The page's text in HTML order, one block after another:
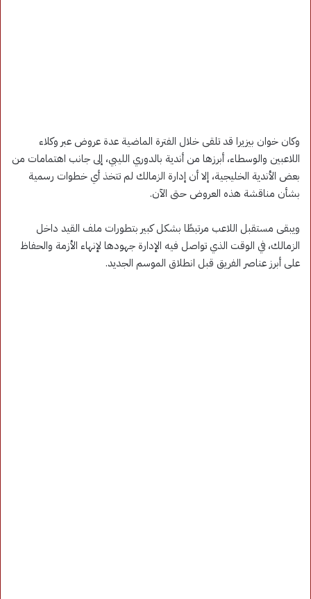
وكان خوان بيزيرا قد تلقى خلال الفترة الماضية عدة عروض عبر وكلاء
اللاعبين والوسطاء، أبرزها من أندية بالدوري الليبي، إلى جانب اهتمامات من
بعض الأندية الخليجية، إلا أن إدارة الزمالك لم تتخذ أي خطوات رسمية
بشأن مناقشة هذه العروض حتى الآن.
ويبقى مستقبل اللاعب مرتبطًا بشكل كبير بتطورات ملف القيد داخل
الزمالك، في الوقت الذي تواصل فيه الإدارة جهودها لإنهاء الأزمة والحفاظ
على أبرز عناصر الفريق قبل انطلاق الموسم الجديد.